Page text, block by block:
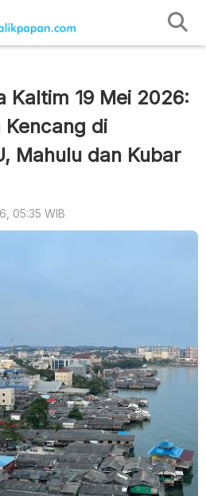
Kaltim 19 Mei 2026:
di
Mahulu dan Kubar
05:35 WIB